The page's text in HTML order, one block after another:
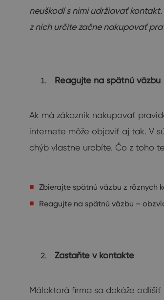
neuškodí s nimi udržiavať
z nich určite začne nakupovať
Reagujte na spätnú väzbu
Ak má zákazník nakupovať
internete môže objaviť aj tak. V
chýb vlastne urobíte. Čo z toho
Zbierajte spätnú väzbu z rôznych
Reagujte na spätnú väzbu –
Zastaňte v kontakte
Máloktorá firma sa dokáže